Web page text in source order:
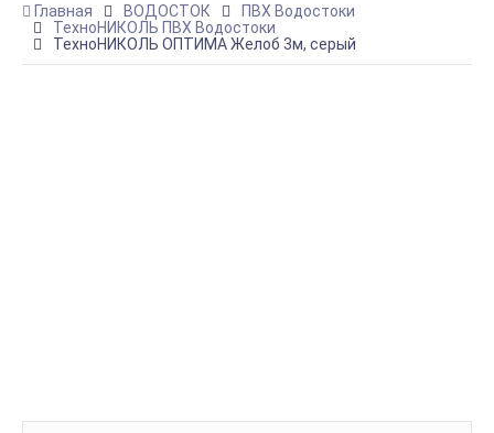
Главная ВОДОСТОК
ПВХ Водостоки
ТехноНИКОЛЬ ПВХ Водостоки
ТехноНИКОЛЬ ОПТИМА Желоб 3м, серый